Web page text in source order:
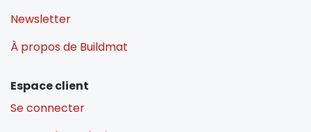
Newsletter
À propos de Buildmat
Espace client
Se connecter